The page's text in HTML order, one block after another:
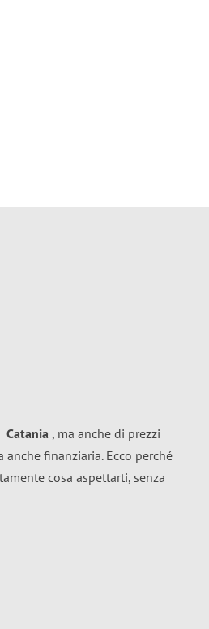
Catania , ma anche di prezzi
finanziaria. Ecco perché
cosa aspettarti, senza